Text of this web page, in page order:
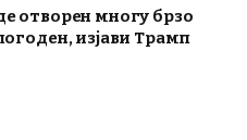
отворен многу брзо
изјави Трамп